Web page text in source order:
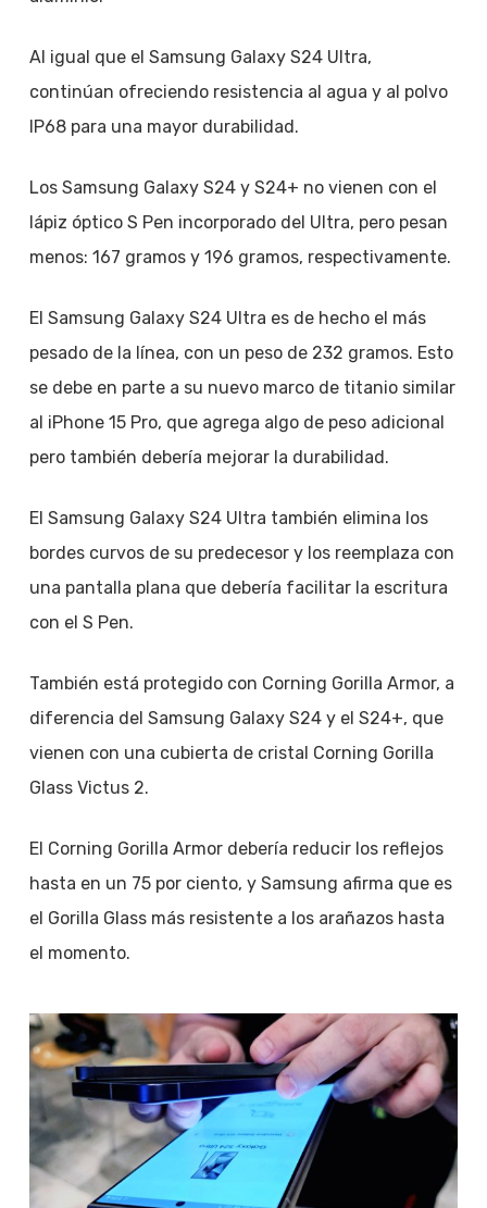
Al igual que el Samsung Galaxy S24 Ultra,
continúan ofreciendo resistencia al agua y al polvo
IP68 para una mayor durabilidad.
Los Samsung Galaxy S24 y S24+ no vienen con el
lápiz óptico S Pen incorporado del Ultra, pero pesan
menos: 167 gramos y 196 gramos, respectivamente.
El Samsung Galaxy S24 Ultra es de hecho el más
pesado de la línea, con un peso de 232 gramos. Esto
se debe en parte a su nuevo marco de titanio similar
al iPhone 15 Pro, que agrega algo de peso adicional
pero también debería mejorar la durabilidad.
El Samsung Galaxy S24 Ultra también elimina los
bordes curvos de su predecesor y los reemplaza con
una pantalla plana que debería facilitar la escritura
con el S Pen.
También está protegido con Corning Gorilla Armor, a
diferencia del Samsung Galaxy S24 y el S24+, que
vienen con una cubierta de cristal Corning Gorilla
Glass Victus 2.
El Corning Gorilla Armor debería reducir los reflejos
hasta en un 75 por ciento, y Samsung afirma que es
el Gorilla Glass más resistente a los arañazos hasta
el momento.